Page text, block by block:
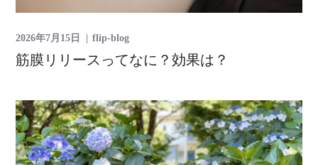
2026年7月15日 flip-blog
筋膜リリースってなに？効果は？